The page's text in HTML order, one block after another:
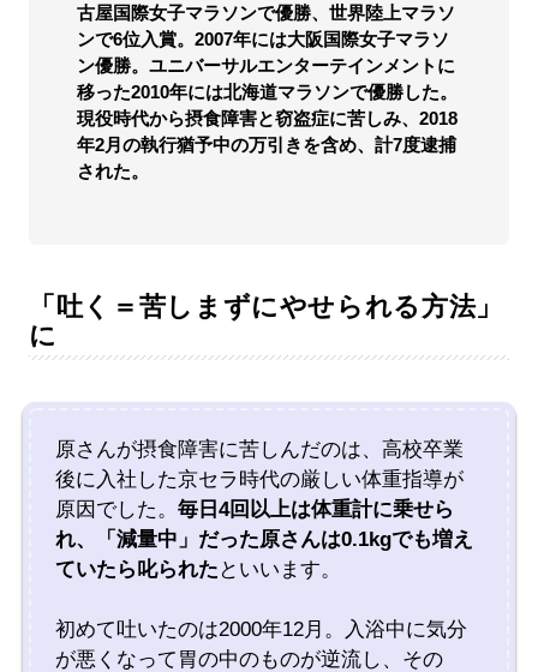
古屋国際女子マラソンで優勝、世界陸上マラソ
ンで6位入賞。2007年には大阪国際女子マラソ
ン優勝。ユニバーサルエンターテインメントに
移った2010年には北海道マラソンで優勝した。
現役時代から摂食障害と窃盗症に苦しみ、2018
年2月の執行猶予中の万引きを含め、計7度逮捕
された。
「吐く＝苦しまずにやせられる方法」
に
原さんが摂食障害に苦しんだのは、高校卒業
後に入社した京セラ時代の厳しい体重指導が
原因でした。 毎日4回以上は体重計に乗せら
れ、「減量中」だった原さんは0.1kgでも増え
ていたら叱られた といいます。
初めて吐いたのは2000年12月。入浴中に気分
が悪くなって胃の中のものが逆流し、その